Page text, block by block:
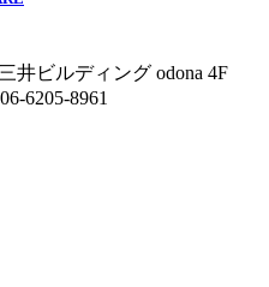
井ビルディング odona 4F
6205-8961